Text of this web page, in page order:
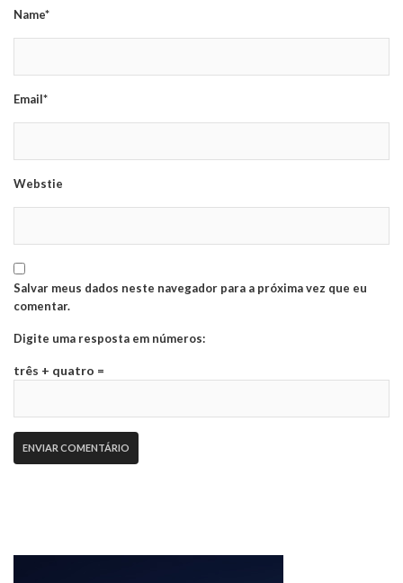
Name*
Email*
Webstie
Salvar meus dados neste navegador para a próxima vez que eu
comentar.
Digite uma resposta em números:
três + quatro =